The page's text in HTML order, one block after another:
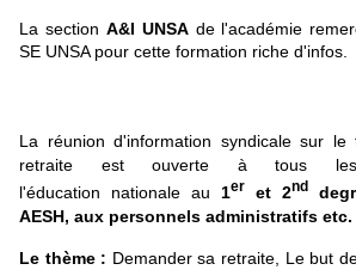
La section A&I UNSAde l'académie
SE UNSA pour cette formation riche d'infos.
La réunion d'information syndicale sur le
retraite est ouverte à tous les
l'éducation nationale au 1er et 2nd
AESH, aux personnels administratifs etc.
Le thème : Demander sa retraite, Le but